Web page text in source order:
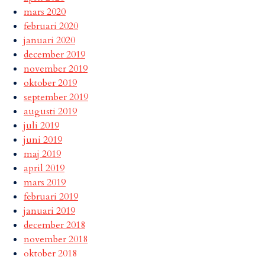
mars 2020
februari 2020
januari 2020
december 2019
november 2019
oktober 2019
september 2019
augusti 2019
juli 2019
juni 2019
maj 2019
april 2019
mars 2019
februari 2019
januari 2019
december 2018
november 2018
oktober 2018